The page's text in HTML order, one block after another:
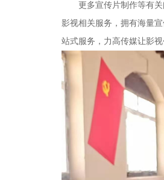
更多宣传片制作等有
影视相关服务，拥有海量
站式服务，力高传媒让影视